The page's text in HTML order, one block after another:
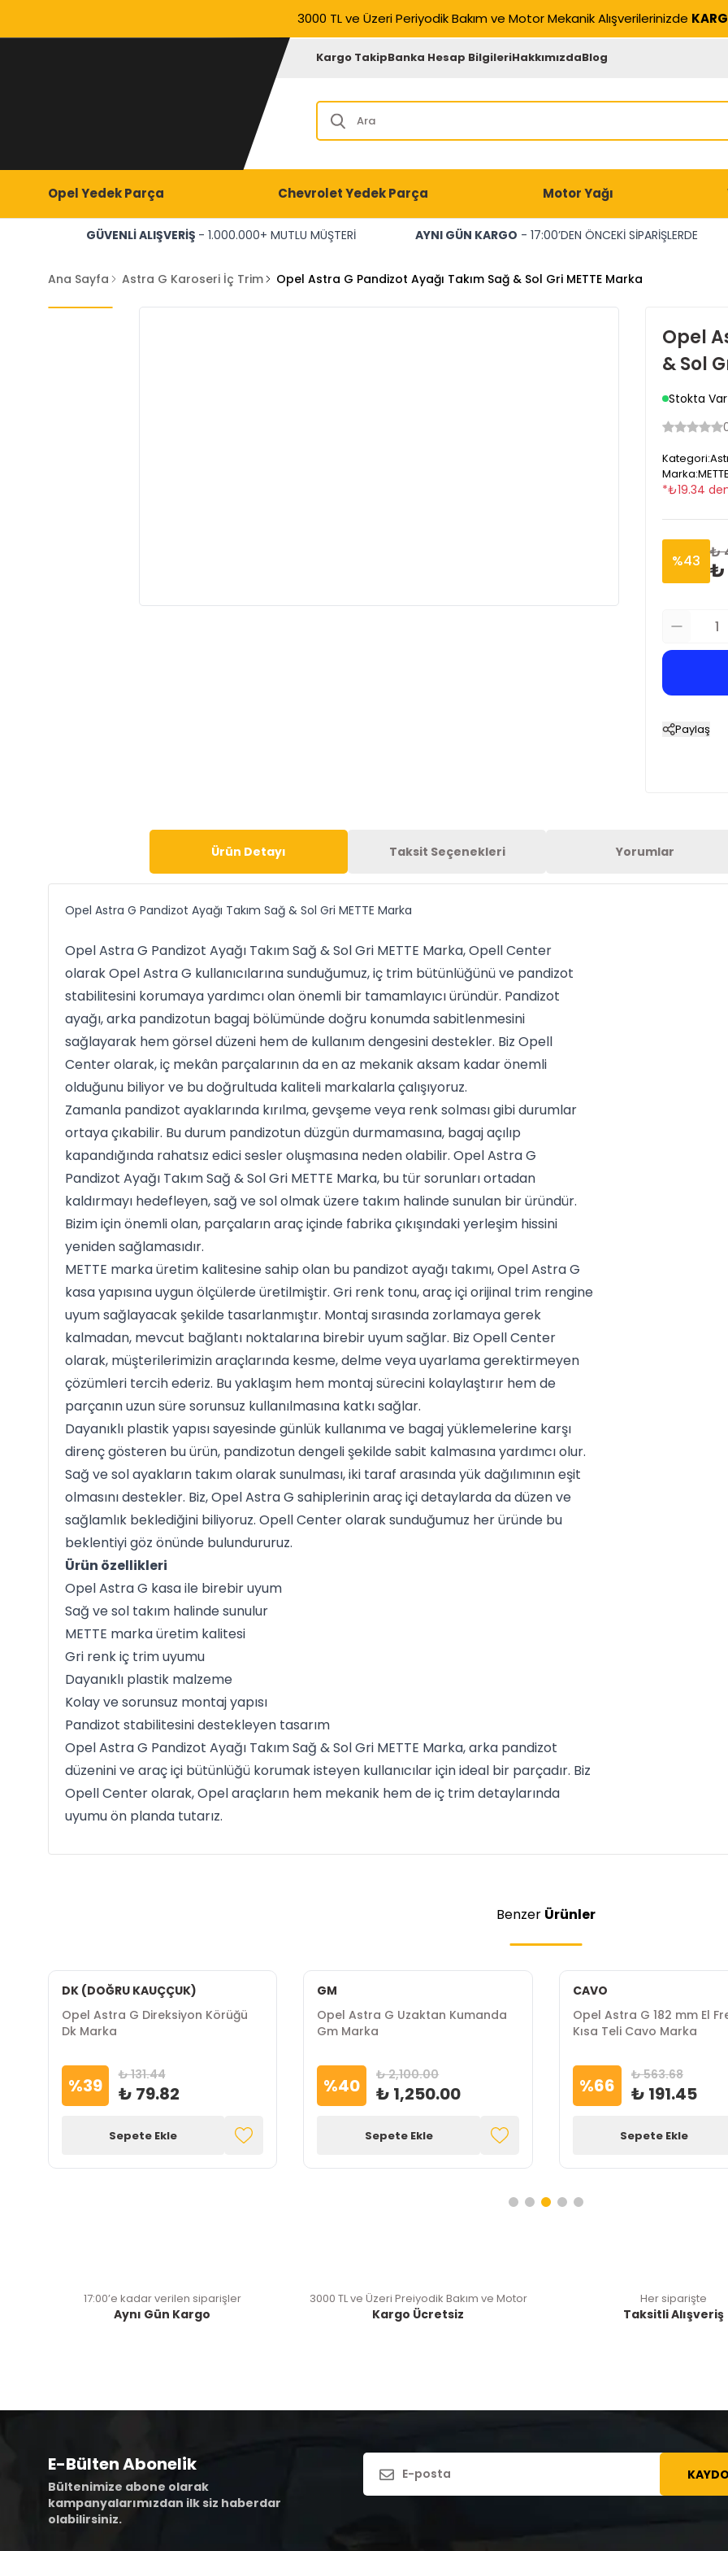
3000 TL ve Üzeri Periyodik Bakım ve Motor Mekanik Alışverilerinizde
Kargo TakipBanka Hesap BilgileriHakkımızdaBlog
Opel Yedek Parça Chevrolet Yedek Parça Motor Yağı
GÜVENLİ ALIŞVERİŞ - 1.000.000+ MUTLU MÜŞTERİ AYNI GÜN KARGO - 17:00’DEN ÖNCEKİ SİPARİŞLERDE
Ana Sayfa Astra G Karoseri İç Trim Opel Astra G Pandizot Ayağı Takım Sağ & Sol Gri METTE Marka
Opel
& Sol
Stokta Var
Kategori:
Marka:METTE
*₺19.34
%43 ₺
₺
Paylaş
Ürün Detayı Taksit Seçenekleri Yorumlar
Opel Astra G Pandizot Ayağı Takım Sağ & Sol Gri METTE Marka
Opel Astra G Pandizot Ayağı Takım Sağ & Sol Gri METTE Marka, Opell Center
olarak Opel Astra G kullanıcılarına sunduğumuz, iç trim bütünlüğünü ve pandizot
stabilitesini korumaya yardımcı olan önemli bir tamamlayıcı üründür. Pandizot
ayağı, arka pandizotun bagaj bölümünde doğru konumda sabitlenmesini
sağlayarak hem görsel düzeni hem de kullanım dengesini destekler. Biz Opell
Center olarak, iç mekân parçalarının da en az mekanik aksam kadar önemli
olduğunu biliyor ve bu doğrultuda kaliteli markalarla çalışıyoruz.
Zamanla pandizot ayaklarında kırılma, gevşeme veya renk solması gibi durumlar
ortaya çıkabilir. Bu durum pandizotun düzgün durmamasına, bagaj açılıp
kapandığında rahatsız edici sesler oluşmasına neden olabilir. Opel Astra G
Pandizot Ayağı Takım Sağ & Sol Gri METTE Marka, bu tür sorunları ortadan
kaldırmayı hedefleyen, sağ ve sol olmak üzere takım halinde sunulan bir üründür.
Bizim için önemli olan, parçaların araç içinde fabrika çıkışındaki yerleşim hissini
yeniden sağlamasıdır.
METTE marka üretim kalitesine sahip olan bu pandizot ayağı takımı, Opel Astra G
kasa yapısına uygun ölçülerde üretilmiştir. Gri renk tonu, araç içi orijinal trim rengine
uyum sağlayacak şekilde tasarlanmıştır. Montaj sırasında zorlamaya gerek
kalmadan, mevcut bağlantı noktalarına birebir uyum sağlar. Biz Opell Center
olarak, müşterilerimizin araçlarında kesme, delme veya uyarlama gerektirmeyen
çözümleri tercih ederiz. Bu yaklaşım hem montaj sürecini kolaylaştırır hem de
parçanın uzun süre sorunsuz kullanılmasına katkı sağlar.
Dayanıklı plastik yapısı sayesinde günlük kullanıma ve bagaj yüklemelerine karşı
direnç gösteren bu ürün, pandizotun dengeli şekilde sabit kalmasına yardımcı olur.
Sağ ve sol ayakların takım olarak sunulması, iki taraf arasında yük dağılımının eşit
olmasını destekler. Biz, Opel Astra G sahiplerinin araç içi detaylarda da düzen ve
sağlamlık beklediğini biliyoruz. Opell Center olarak sunduğumuz her üründe bu
beklentiyi göz önünde bulundururuz.
Ürün özellikleri
Opel Astra G kasa ile birebir uyum
Sağ ve sol takım halinde sunulur
METTE marka üretim kalitesi
Gri renk iç trim uyumu
Dayanıklı plastik malzeme
Kolay ve sorunsuz montaj yapısı
Pandizot stabilitesini destekleyen tasarım
Opel Astra G Pandizot Ayağı Takım Sağ & Sol Gri METTE Marka, arka pandizot
düzenini ve araç içi bütünlüğü korumak isteyen kullanıcılar için ideal bir parçadır. Biz
Opell Center olarak, Opel araçların hem mekanik hem de iç trim detaylarında
uyumu ön planda tutarız.
Benzer Ürünler
DK (DOĞRU KAUÇÇUK)
Opel Astra G Direksiyon Körüğü
Dk Marka
%39 ₺ 131.44
₺ 79.82
Sepete Ekle
GM
Opel Astra G Uzaktan Kumanda
Gm Marka
%40 ₺ 2,100.00
₺ 1,250.00
Sepete Ekle
CAVO
Opel Astra G 182 mm El
Kısa Teli Cavo Marka
%66 ₺ 563.68
₺ 191.45
Sepete Ekle
17:00’e kadar verilen siparişler
Aynı Gün Kargo
3000 TL ve Üzeri Preiyodik Bakım ve Motor
Kargo Ücretsiz
Her siparişte
Taksitli Alışveriş
E-Bülten Abonelik
Bültenimize abone olarak
kampanyalarımızdan ilk siz haberdar
olabilirsiniz.